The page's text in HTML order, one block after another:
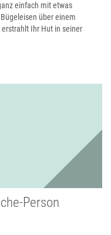
einfach mit etwas
über einem
Ihr Hut in seiner
Person